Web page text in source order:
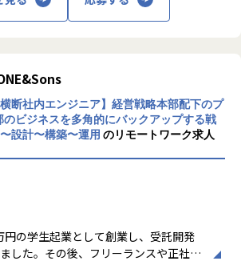
1on1：業務の振り返りやキャリアに
ンに実施しています。全員が一巡でき
でいます。
回「業務で分かったこと」などの簡単
す会を開催しています。
トを歓迎】
常にお互いの状況を把握しきれないこ
ス開発や請負・受託開発よりもリスク
を実現可能。特に当社は仕組みを整え
「効率経営」の会社。無駄を徹底的に
く広いオフィス」
が中心。オフィスも、会社の管理業務
ングが行える程の必要最低限な広さ
ています。
断社内エンジニア】経営戦略本部配下のプ
ビジネスを多角的にバックアップする戦
設計〜構築〜運用 のリモートワーク求人
の学生起業として創業し、受託開発
した。その後、フリーランスや正社員